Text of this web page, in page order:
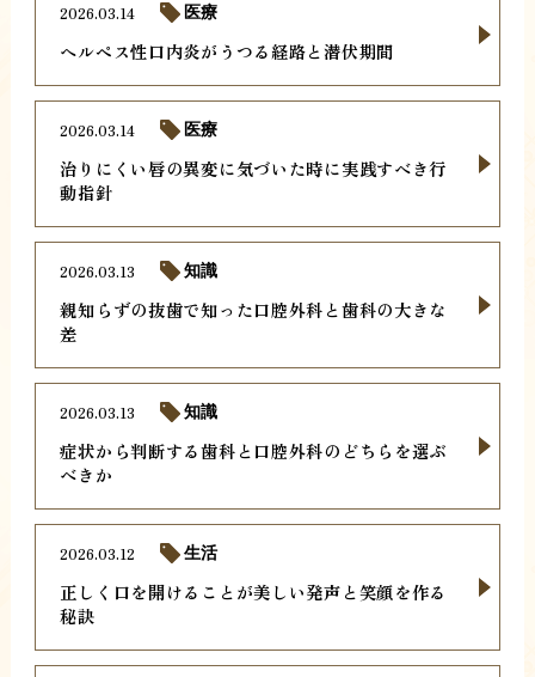
ヘルペス性口内炎がうつる経路と潜伏期間
2026.03.14 医療
治りにくい唇の異変に気づいた時に実践すべき行
動指針
2026.03.14 医療
親知らずの抜歯で知った口腔外科と歯科の大きな
差
2026.03.13 知識
症状から判断する歯科と口腔外科のどちらを選ぶ
べきか
2026.03.13 知識
正しく口を開けることが美しい発声と笑顔を作る
秘訣
2026.03.12 生活